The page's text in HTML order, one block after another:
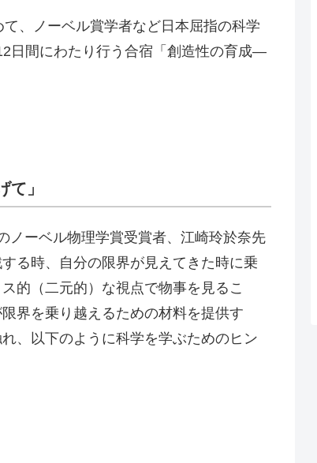
、ノーベル賞学者など日本屈指の科学
日間にわたり行う合宿「創造性の育成―
」
ーベル物理学賞受賞者、江崎玲於奈先
る時、自分の限界が見えてきた時に乗
的（二元的）な視点で物事を見るこ
界を乗り越えるための材料を提供す
、以下のように科学を学ぶためのヒン